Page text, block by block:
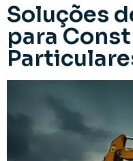
Soluções
para